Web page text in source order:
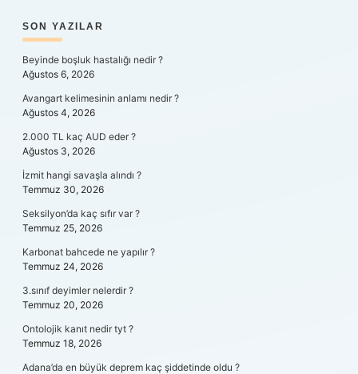
SIDEBAR
SON YAZILAR
Beyinde boşluk hastalığı nedir ?
Ağustos 6, 2026
Avangart kelimesinin anlamı nedir ?
Ağustos 4, 2026
2.000 TL kaç AUD eder ?
Ağustos 3, 2026
İzmit hangi savaşla alındı ?
Temmuz 30, 2026
Seksilyon’da kaç sıfır var ?
Temmuz 25, 2026
Karbonat bahcede ne yapılır ?
Temmuz 24, 2026
3.sınıf deyimler nelerdir ?
Temmuz 20, 2026
Ontolojik kanıt nedir tyt ?
Temmuz 18, 2026
Adana’da en büyük deprem kaç şiddetinde oldu ?